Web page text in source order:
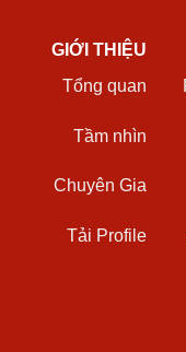
GIỚI THIỆU
Tổng quan
Tầm nhìn
Chuyên Gia
Tải Profile